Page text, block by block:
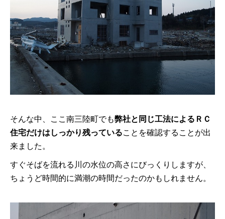
そんな中、ここ南三陸町でも弊社と同じ工法によるＲＣ
住宅だけはしっかり残っていることを確認することが出
来ました。
すぐそばを流れる川の水位の高さにびっくりしますが、
ちょうど時間的に満潮の時間だったのかもしれません。